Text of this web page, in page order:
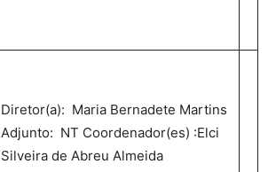
Diretor(a): Maria Bernadete Martins
Adjunto: NT Coordenador(es) :Elci
Silveira de Abreu Almeida